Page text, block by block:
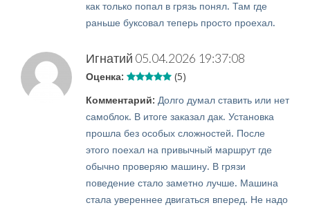
как только попал в грязь понял. Там где
раньше буксовал теперь просто проехал.
Игнатий 05.04.2026 19:37:08
Оценка: (5)
Комментарий: Долго думал ставить или нет
самоблок. В итоге заказал дак. Установка
прошла без особых сложностей. После
этого поехал на привычный маршрут где
обычно проверяю машину. В грязи
поведение стало заметно лучше. Машина
стала увереннее двигаться вперед. Не надо